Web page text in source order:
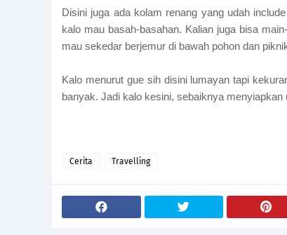
Disini juga ada kolam renang yang udah
kalo mau basah-basahan. Kalian juga bisa
mau sekedar berjemur di bawah pohon dan
Kalo menurut gue sih disini lumayan tapi
banyak. Jadi kalo kesini, sebaiknya
Cerita Travelling